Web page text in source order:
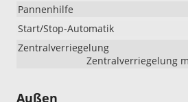
Pannenhilfe
Start/Stop-Automatik
Zentralverriegelung
Zentralverriegelung
Außen